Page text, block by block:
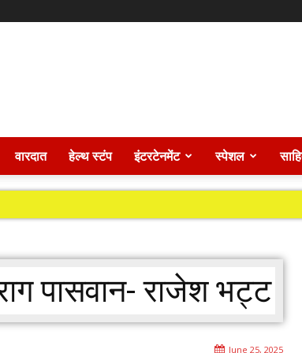
वारदात हेल्थ स्टंप इंटरटेनमेंट स्पेशल
पासवान- राजेश भट्ट
June 25, 2025